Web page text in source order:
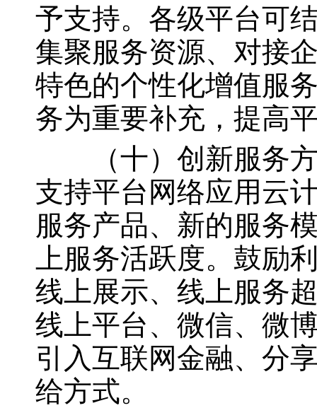
予支持。各级平台可
集聚服务资源、对接
特色的个性化增值服
务为重要补充，提高
（十）创新服务方
支持平台网络应用云
服务产品、新的服务
上服务活跃度。鼓励
线上展示、线上服务
线上平台、微信、微
引入互联网金融、分
给方式。